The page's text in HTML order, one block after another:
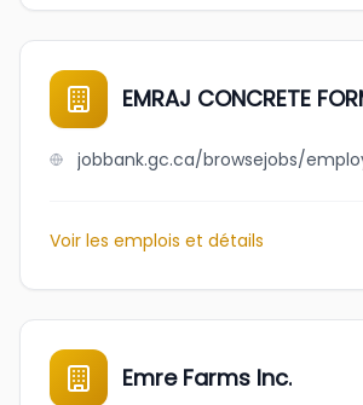
EMRAJ CONCRETE
Voir les emplois et détails
Emre Farms Inc.